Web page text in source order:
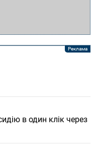
в один клік через